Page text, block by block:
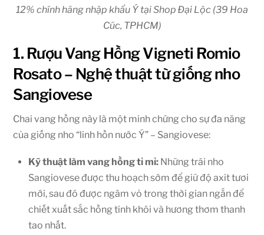
12% chính hãng nhập khẩu Ý tại Shop Đại Lộc (39 Hoa
Cúc, TPHCM)
1. Rượu Vang Hồng Vigneti Romio
Rosato – Nghệ thuật từ giống nho
Sangiovese
Chai vang hồng này là một minh chứng cho sự đa năng
của giống nho “linh hồn nước Ý” – Sangiovese:
Kỹ thuật làm vang hồng tỉ mỉ: Những trái nho
Sangiovese được thu hoạch sớm để giữ độ axit tươi
mới, sau đó được ngâm vỏ trong thời gian ngắn để
chiết xuất sắc hồng tinh khôi và hương thơm thanh
tao nhất.